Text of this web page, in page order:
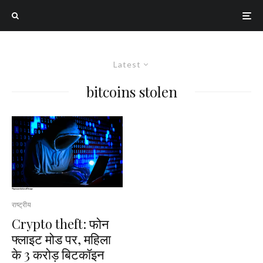
Latest
bitcoins stolen
राष्ट्रीय
Crypto theft: फोन
फ्लाइट मोड पर, महिला
के ₹3 करोड़ बिटकॉइन